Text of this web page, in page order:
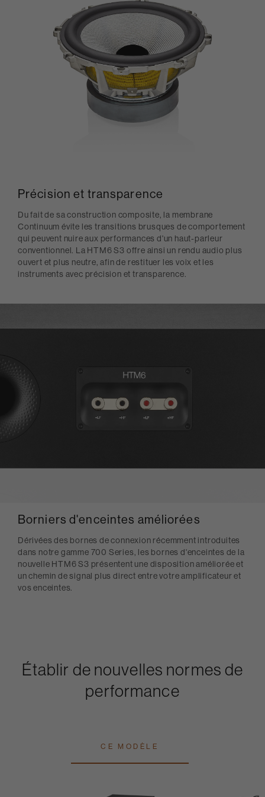
Précision et transparence
Du fait de sa construction composite, la membrane
Continuum évite les transitions brusques de comportement
qui peuvent nuire aux performances d'un haut-parleur
conventionnel. La HTM6 S3 offre ainsi un rendu audio plus
ouvert et plus neutre, afin de restituer les voix et les
instruments avec précision et transparence.
Borniers d'enceintes améliorées
Dérivées des bornes de connexion récemment introduites
dans notre gamme 700 Series, les bornes d'enceintes de la
nouvelle HTM6 S3 présentent une disposition améliorée et
un chemin de signal plus direct entre votre amplificateur et
vos enceintes.
Établir de nouvelles normes de
performance
CE MODÈLE